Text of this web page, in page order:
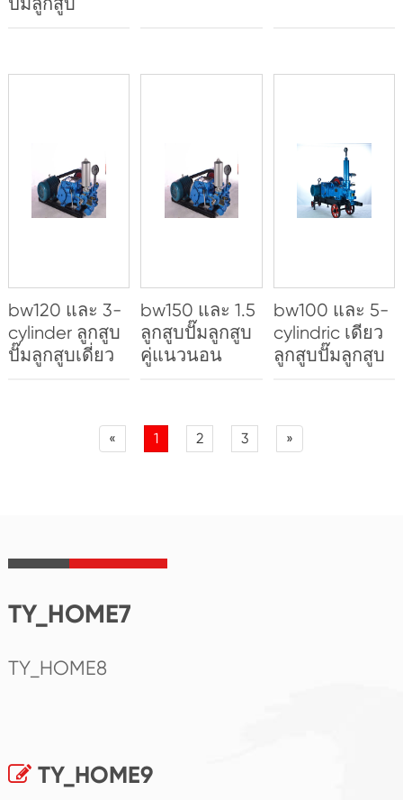
bw120 และ 3-
cylinder ลูกสูบ
ปั๊มลูกสูบเดี่ยว
bw150 และ 1.5
ลูกสูบปั๊มลูกสูบ
คู่แนวนอน
bw100 และ 5-
cylindric เดียว
ลูกสูบปั๊มลูกสูบ
« 1 2 3 »
TY_HOME7
TY_HOME8
TY_HOME9